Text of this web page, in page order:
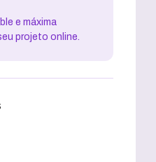
e máxima
projeto online.